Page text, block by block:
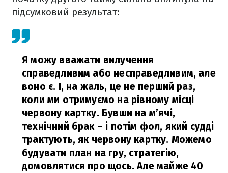
підсумковий результат:
Я можу вважати вилучення
справедливим або несправедливим, але
воно є. І, на жаль, це не перший раз,
коли ми отримуємо на рівному місці
червону картку. Бувши на м’ячі,
технічний брак – і потім фол, який судді
трактують, як червону картку. Можемо
будувати план на гру, стратегію,
домовлятися про щось. Але майже 40